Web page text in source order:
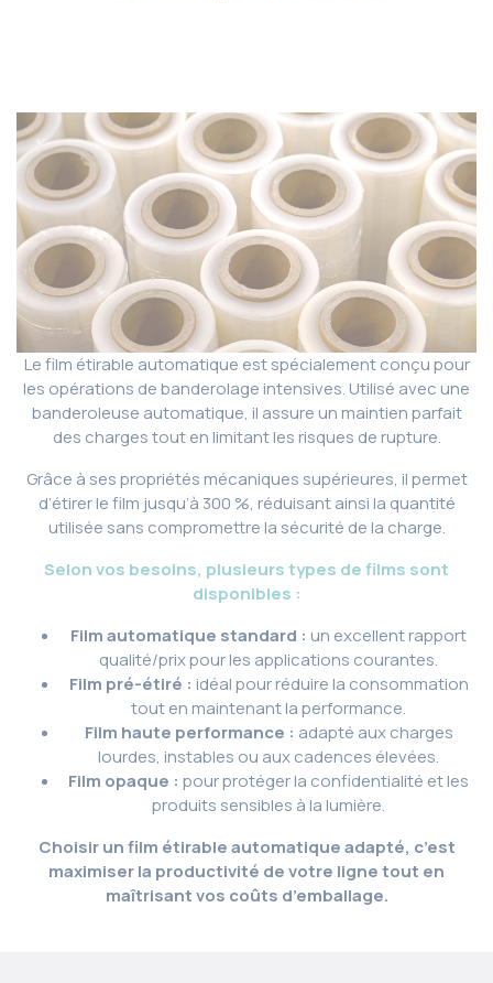
Le film étirable automatique est spécialement conçu pour
les opérations de banderolage intensives. Utilisé avec une
banderoleuse automatique, il assure un maintien parfait
des charges tout en limitant les risques de rupture.
Grâce à ses propriétés mécaniques supérieures, il permet
d’étirer le film jusqu’à 300 %, réduisant ainsi la quantité
utilisée sans compromettre la sécurité de la charge.
Selon vos besoins, plusieurs types de films sont
disponibles :
Film automatique standard : un excellent rapport
qualité/prix pour les applications courantes.
Film pré-étiré : idéal pour réduire la consommation
tout en maintenant la performance.
Film haute performance : adapté aux charges
lourdes, instables ou aux cadences élevées.
Film opaque : pour protéger la confidentialité et les
produits sensibles à la lumière.
Choisir un film étirable automatique adapté, c’est
maximiser la productivité de votre ligne tout en
maîtrisant vos coûts d’emballage.